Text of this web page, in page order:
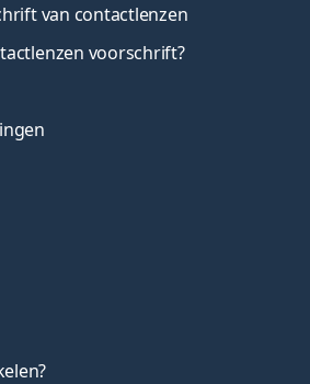
van contactlenzen
voorschrift?